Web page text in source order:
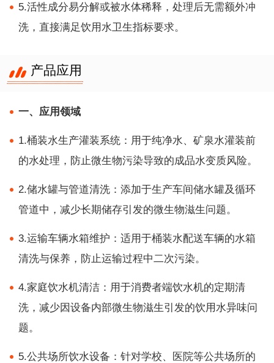
5.活性成分易分解或被水体稀释，处理后无需额外冲
洗，直接满足饮用水卫生指标要求。
产品应用
一、应用领域
1.桶装水生产灌装系统：用于纯净水、矿泉水灌装前
的水处理，防止微生物污染导致的成品水变质风险。
2.储水罐与管道清洗：添加于生产车间储水罐及循环
管道中，减少长期储存引发的微生物滋生问题。
3.运输车辆水箱维护：适用于桶装水配送车辆的水箱
清洗与保养，防止运输过程中二次污染。
4.家庭饮水机清洁：用于消费者端饮水机的定期清
洗，减少因设备内部微生物滋生引发的饮用水异味问
题。
5.公共场所饮水设备：针对学校、医院等公共场所的